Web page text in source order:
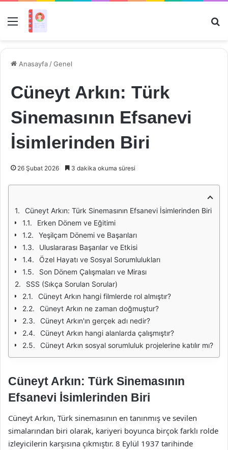
Menü
Anasayfa /Genel
Cüneyt Arkın: Türk
Sinemasının Efsanevi
İsimlerinden Biri
26 Şubat 2026 3 dakika okuma süresi
Cüneyt Arkın: Türk Sinemasının Efsanevi İsimlerinden Biri
Erken Dönem ve Eğitimi
Yeşilçam Dönemi ve Başarıları
Uluslararası Başarılar ve Etkisi
Özel Hayatı ve Sosyal Sorumlulukları
Son Dönem Çalışmaları ve Mirası
SSS (Sıkça Sorulan Sorular)
Cüneyt Arkın hangi filmlerde rol almıştır?
Cüneyt Arkın ne zaman doğmuştur?
Cüneyt Arkın'ın gerçek adı nedir?
Cüneyt Arkın hangi alanlarda çalışmıştır?
Cüneyt Arkın sosyal sorumluluk projelerine katılır mı?
Cüneyt Arkın: Türk Sinemasının
Efsanevi İsimlerinden Biri
Cüneyt Arkın, Türk sinemasının en tanınmış ve sevilen
simalarından biri olarak, kariyeri boyunca birçok farklı rolde
izleyicilerin karşısına çıkmıştır. 8 Eylül 1937 tarihinde